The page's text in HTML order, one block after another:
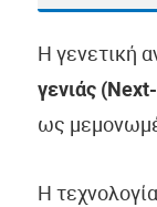
Η γενετική
γενιάς
ως
Η